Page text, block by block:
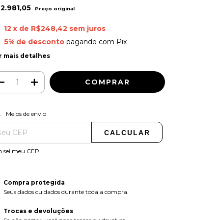
12 x de R$248,42 sem juros
5% de descontopagando com Pix
mais detalhes
para o CEP:
Meios de envio
CALCULAR
sei meu CEP
Compra protegida
Seus dados cuidados durante toda a compra.
Trocas e devoluções